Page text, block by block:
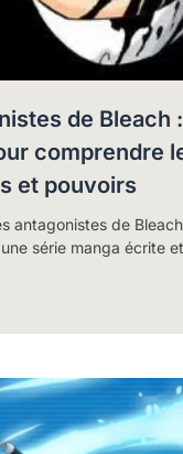
de Bleach
comprendre
et pouvoirs
antagonistes de
série manga écrite